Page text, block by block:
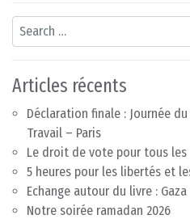
Search
Articles récents
Déclaration finale : Journée
Travail – Paris
Le droit de vote pour tous les
5 heures pour les libertés et
Echange autour du livre :
Notre soirée ramadan 2026